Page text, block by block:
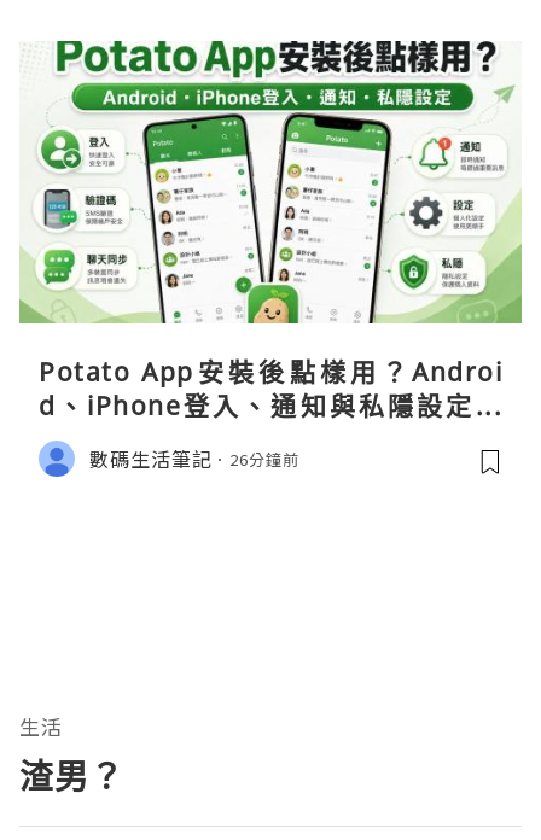
Potato App安裝後點樣用？Androi
d、iPhone登入、通知與私隱設定完
整指南
數碼生活筆記 26分鐘前
生活
渣男？